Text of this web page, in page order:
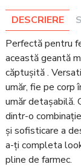
DESCRIERE
Perfectă pentru
această geantă
căptușită .
umăr, fie pe corp
umăr detașabilă.
dintr-o
și sofisticare a
a-ți completa
pline de farmec.